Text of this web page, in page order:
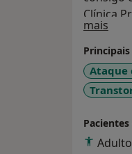
Clínica
mais
Ataque